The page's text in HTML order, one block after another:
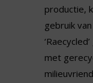
productie,
gebruik
met